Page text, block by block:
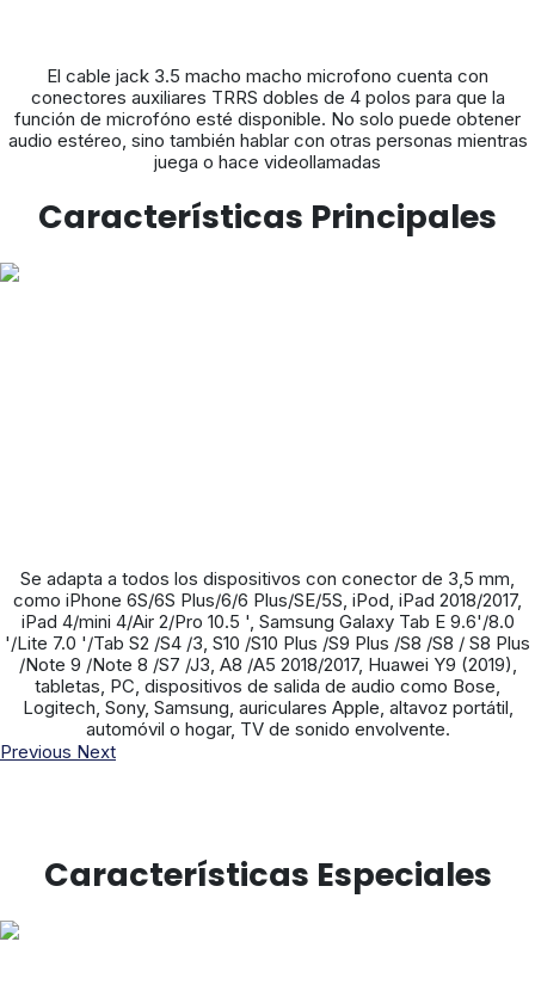
El cable jack 3.5 macho macho microfono cuenta con
conectores auxiliares TRRS dobles de 4 polos para que la
función de microfóno esté disponible. No solo puede obtener
audio estéreo, sino también hablar con otras personas mientras
juega o hace videollamadas
Características Principales
Se adapta a todos los dispositivos con conector de 3,5 mm,
como iPhone 6S/6S Plus/6/6 Plus/SE/5S, iPod, iPad 2018/2017,
iPad 4/mini 4/Air 2/Pro 10.5 ', Samsung Galaxy Tab E 9.6'/8.0
'/Lite 7.0 '/Tab S2 /S4 /3, S10 /S10 Plus /S9 Plus /S8 /S8 / S8 Plus
/Note 9 /Note 8 /S7 /J3, A8 /A5 2018/2017, Huawei Y9 (2019),
tabletas, PC, dispositivos de salida de audio como Bose,
Logitech, Sony, Samsung, auriculares Apple, altavoz portátil,
automóvil o hogar, TV de sonido envolvente.
Previous Next
Características Especiales